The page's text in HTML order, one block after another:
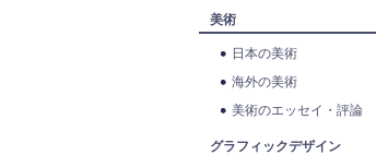
美術
日本の美術
海外の美術
美術のエッセイ・評論
グラフィックデザイン